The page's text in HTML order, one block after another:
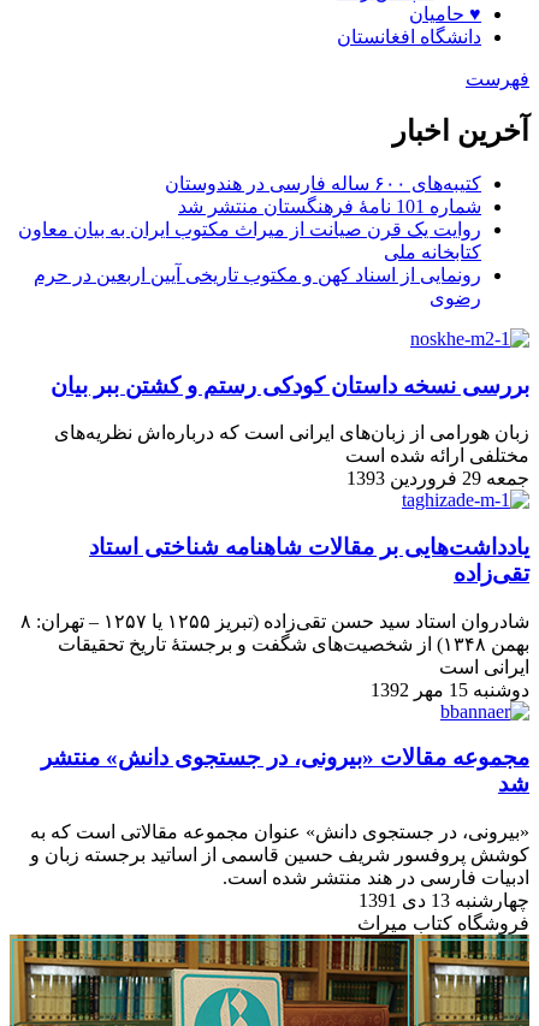
♥ حامیان
دانشگاه افغانستان
فهرست
آخرین اخبار
کتیبه‌های ۶۰۰ ساله فارسی در هندوستان
شماره 101 نامۀ فرهنگستان منتشر شد
روایت یک قرن صیانت از میراث مکتوب ایران به بیان معاون
کتابخانه ملی
رونمایی از اسناد کهن و مکتوب تاریخی آیین اربعین در حرم
رضوی
بررسی نسخه داستان کودکی رستم و کشتن ببر بیان
زبان هورامی از زبان‌های ایرانی است که درباره‌اش نظریه‌های
مختلفی ارائه شده است
جمعه 29 فروردین 1393
یادداشت‌هایی بر مقالات شاهنامه شناختی استاد
تقی‌زاده
شادروان استاد سید حسن تقی‌زاده (تبریز ۱۲۵۵ یا ۱۲۵۷ – تهران: ۸
بهمن ۱۳۴۸) از شخصیت‌های شگفت و برجستهٔ تاریخ تحقیقات
ایرانی است
دوشنبه 15 مهر 1392
مجموعه مقالات «بیرونی، در جستجوی دانش» منتشر
شد
«بیرونی، در جستجوی دانش» عنوان مجموعه مقالاتی است که به
کوشش پروفسور شریف حسین قاسمی از اساتید برجسته زبان و
ادبیات فارسی در هند منتشر شده است.
چهارشنبه 13 دی 1391
فروشگاه کتاب میراث